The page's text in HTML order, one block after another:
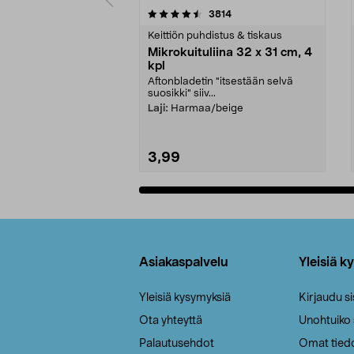
3814arvostelut
Keittiön puhdistus & tiskaus
Mikrokuituliina 32 x 31 cm, 4
kpl
Aftonbladetin "itsestään selvä
suosikki" siiv...
Laji: Harmaa/beige
3,99
4.5viidestä
Asiakaspalvelu
Yleisiä kysymyksiä
Ota yhteyttä
Palautusehdot
Yleisiä
Kirjaudu
Unohtuiko
Omat